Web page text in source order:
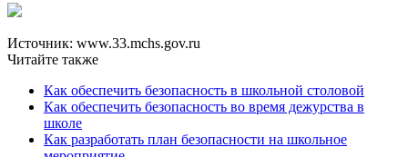
Источник: www.33.mchs.gov.ru
Читайте также
Как обеспечить безопасность в школьной столовой
Как обеспечить безопасность во время дежурства в
школе
Как разработать план безопасности на школьное